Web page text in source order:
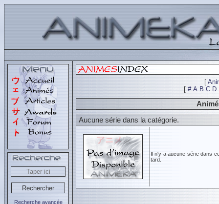
Recherche avancée
[
[ # A B C D
Aucune série dans la catégorie.
Il n'y a aucune série dans
tard.